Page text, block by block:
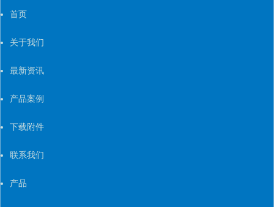
首页
关于我们
最新资讯
产品案例
下载附件
联系我们
产品